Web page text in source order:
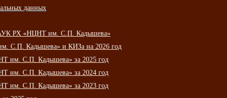
данных
ГАУК РХ «НЦНТ им. С.П. Кадышева»
С.П. Кадышева» и КИЗа на 2026 год
им. С.П. Кадышева» за 2025 год
им. С.П. Кадышева» за 2024 год
им. С.П. Кадышева» за 2023 год